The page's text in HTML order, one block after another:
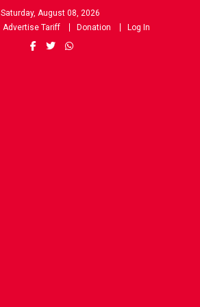
Saturday, August 08, 2026
Advertise Tariff Donation Log In